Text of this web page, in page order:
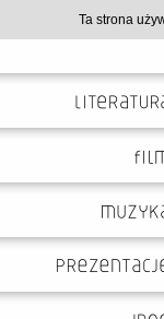
Ta strona